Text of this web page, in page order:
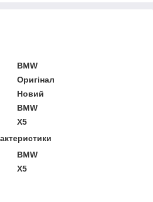
BMW
Оригінал
Новий
BMW
X5
BMW
X5